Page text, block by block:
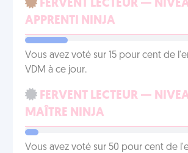
FERVENT LECTEUR —
APPRENTI NINJA
Vous avez voté sur 15 pour cent de
VDM à ce jour.
FERVENT LECTEUR —
MAÎTRE NINJA
Vous avez voté sur 50 pour cent de